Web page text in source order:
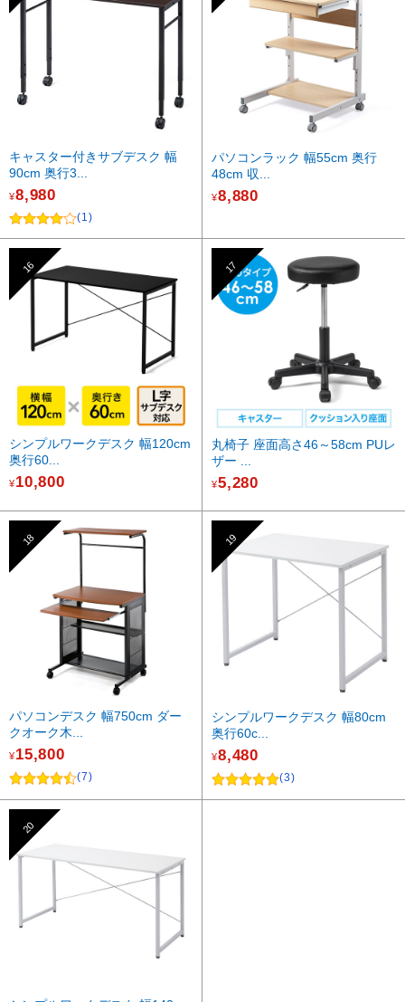
キャスター付きサブデスク 幅
90cm 奥行3...
¥8,980
(1)
パソコンラック 幅55cm 奥行
48cm 収...
¥8,880
16
シンプルワークデスク 幅120cm
奥行60...
¥10,800
17
丸椅子 座面高さ46～58cm PUレ
ザー ...
¥5,280
18
パソコンデスク 幅750cm ダー
クオーク木...
¥15,800
(7)
19
シンプルワークデスク 幅80cm
奥行60c...
¥8,480
(3)
20